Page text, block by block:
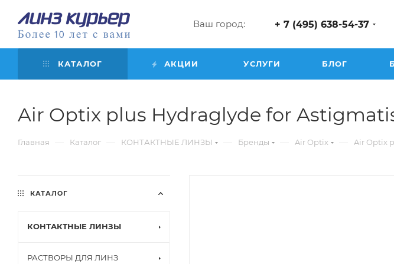
Ваш город: + 7 (495) 638-54-37
КАТАЛОГ АКЦИИ УСЛУГИ БЛОГ
Air Optix plus Hydraglyde for
Главная — Каталог — КОНТАКТНЫЕ ЛИНЗЫ — Бренды — Air Optix — Air Optix
КАТАЛОГ
КОНТАКТНЫЕ ЛИНЗЫ
РАСТВОРЫ ДЛЯ ЛИНЗ